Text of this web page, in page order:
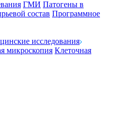
ГМИ Патогены в
состав Программное
исследования
микроскопия Клеточная